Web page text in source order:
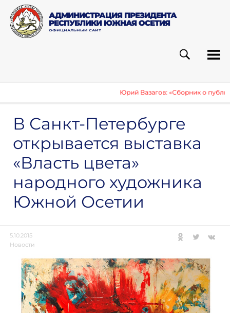
АДМИНИСТРАЦИЯ ПРЕЗИДЕНТА
РЕСПУБЛИКИ ЮЖНАЯ ОСЕТИЯ
ОФИЦИАЛЬНЫЙ САЙТ
ПОИСК
Юрий Вазагов: «Сборник о
В Санкт-Петербурге
открывается выставка
«Власть цвета»
народного художника
Южной Осетии
5.10.2015
Новости